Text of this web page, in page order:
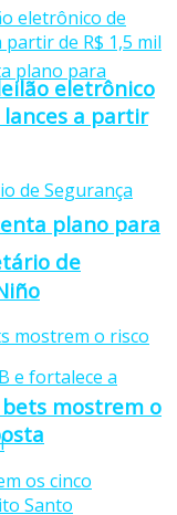
plano para
eletrônico
lances a partir
de
mostrem o